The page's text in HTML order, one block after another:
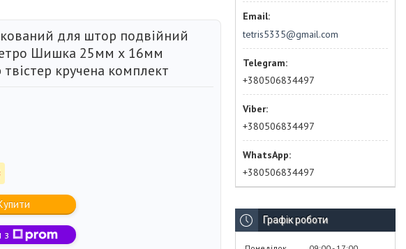
для штор подвійний
Шишка 25мм х 16мм
твістер кручена комплект
з
tetris5335@gmail.com
+380506834497
+380506834497
+380506834497
Графік роботи